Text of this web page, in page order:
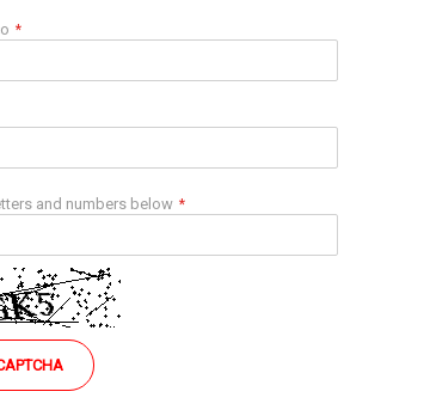
and numbers below